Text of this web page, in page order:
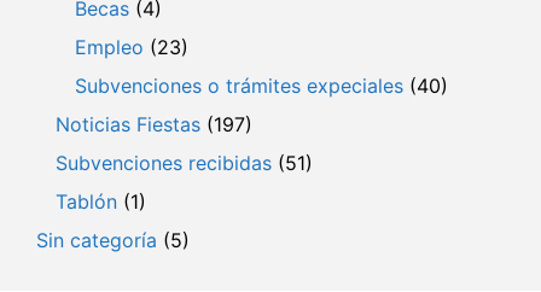
Becas (4)
Empleo (23)
Subvenciones o trámites expeciales (40)
Noticias Fiestas (197)
Subvenciones recibidas (51)
Tablón (1)
Sin categoría (5)